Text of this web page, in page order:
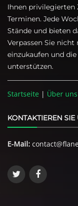
Ihnen privilegierten
Terminen. Jede
Stände und bieten
Verpassen Sie
einzukaufen und
unterstützen.
Startseite | Über uns
KONTAKTIEREN SIE
E-Mail: